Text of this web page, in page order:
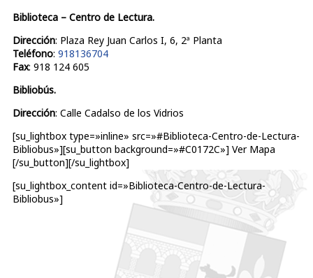
Biblioteca – Centro de Lectura.
Dirección: Plaza Rey Juan Carlos I, 6, 2ª Planta
Teléfono: 918136704
Fax: 918 124 605
Bibliobús.
Dirección: Calle Cadalso de los Vidrios
[su_lightbox type=»inline» src=»#Biblioteca-Centro-de-Lectura-
Bibliobus»][su_button background=»#C0172C»] Ver Mapa
[/su_button][/su_lightbox]
[su_lightbox_content id=»Biblioteca-Centro-de-Lectura-
Bibliobus»]